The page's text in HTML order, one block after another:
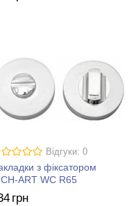
Відгуки: 0
з фіксатором
ART WC R65
грн